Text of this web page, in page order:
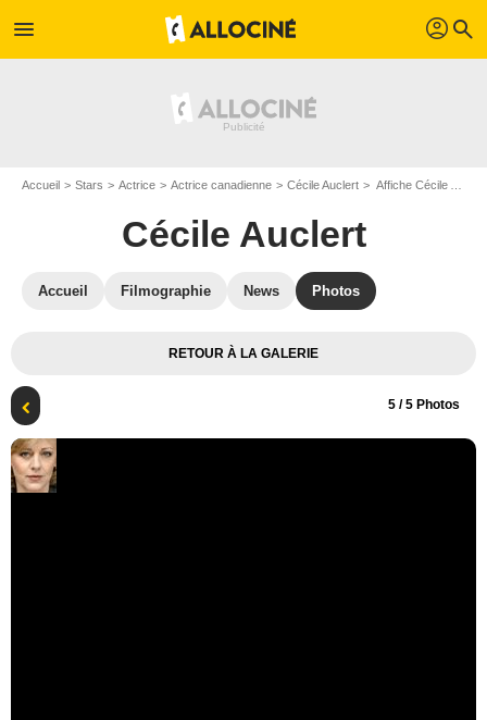
menu profil search
Accueil Stars Actrice Actrice canadienne Cécile Auclert Affiche Cécile Auclert
Cécile Auclert
Accueil Filmographie News Photos
RETOUR À LA GALERIE
5 / 5 Photos